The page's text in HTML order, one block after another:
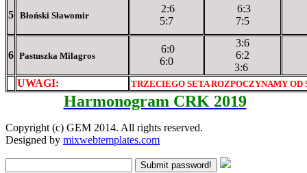
5 Błoński Sławomir
2:6
5:7
6:3
7:5
6 Pastuszka Milagros
6:0
6:0
3:6
6:2
3:6
UWAGI:
TRZECIEGO SETA ROZPOCZYNAMY OD
Harmonogram CRK 2019
Copyright (c) GEM 2014. All rights reserved.
Designed by mixwebtemplates.com
Submit password!